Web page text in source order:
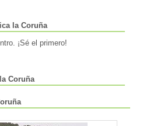
la Coruña
¡Sé el primero!
Coruña